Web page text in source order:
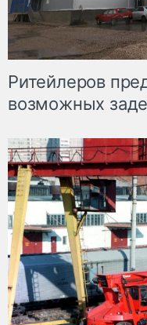
Ритейлеров
возможных